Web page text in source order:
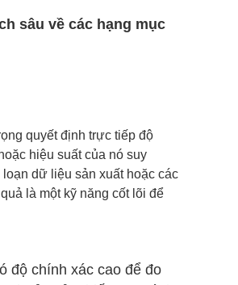
sâu về các hạng mục
quyết định trực tiếp độ
hiệu suất của nó suy
dữ liệu sản xuất hoặc các
là một kỹ năng cốt lõi để
độ chính xác cao để đo